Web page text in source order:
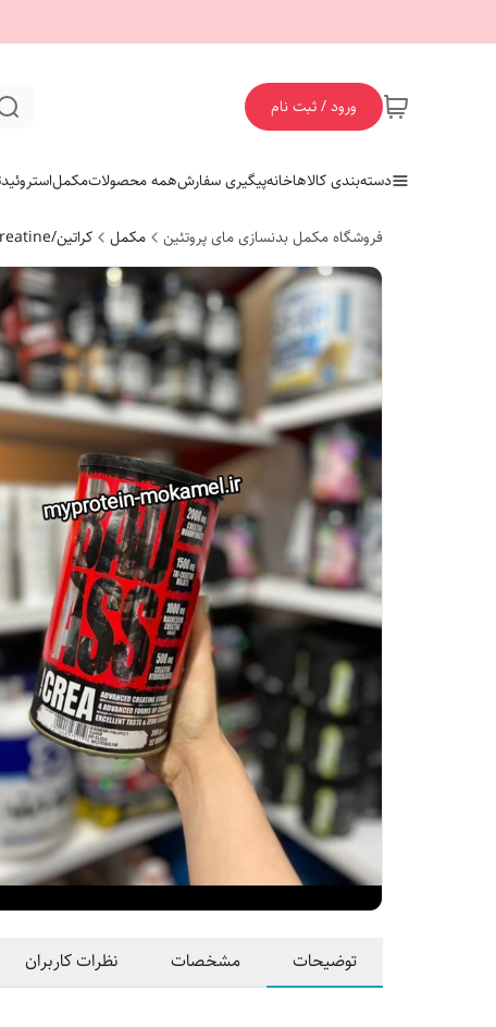
ورود / ثبت نام
دسته‌بندی کالاهاخانهپیگیری سفارشهمه محصولاتمکملاستروئید
فروشگاه مکمل بدنسازی مای پروتئین مکمل کراتین/Creatine
توضیحات مشخصات نظرات کاربران